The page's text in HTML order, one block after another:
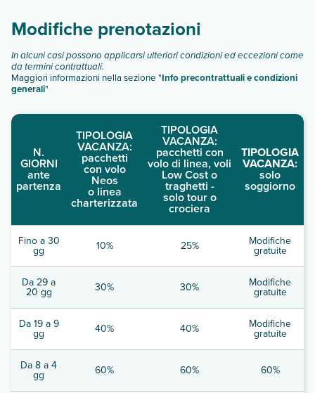
Modifiche prenotazioni
In alcuni casi possono applicarsi ulteriori condizioni ed eccezioni come
da termini contrattuali.
Maggiori informazioni nella sezione "Info precontrattuali e condizioni
generali"
N.
GIORNI
ante
partenza
TIPOLOGIA
VACANZA:
pacchetti
con volo
Neos
o linea
charterizzata
TIPOLOGIA
VACANZA:
pacchetti con
volo di linea, voli
Low Cost o
traghetti -
solo tour o
crociera
TIPOLOGIA
VACANZA:
solo
soggiorno
Fino a 30
gg 10% 25% Modifiche
gratuite
Da 29 a
20 gg 30% 30% Modifiche
gratuite
Da 19 a 9
gg 40% 40% Modifiche
gratuite
Da 8 a 4
gg 60% 60% 60%